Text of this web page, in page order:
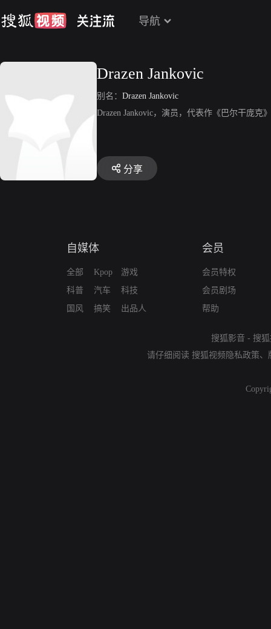
导航
Drazen Jankovic
别名： Drazen Jankovic
Drazen Jankovic，演员，代表作《巴尔干庞克
分享
自媒体
全部
科普
国风
Kpop
汽车
搞笑
游戏
科技
出品人
会员
会员特权
会员剧场
帮助
搜狐影音 - 搜
请仔细阅读 搜狐视频隐私政策、